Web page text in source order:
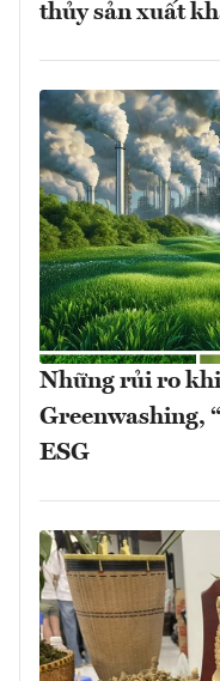
thủy sản xuất
Những rủi ro
Greenwashing,
ESG